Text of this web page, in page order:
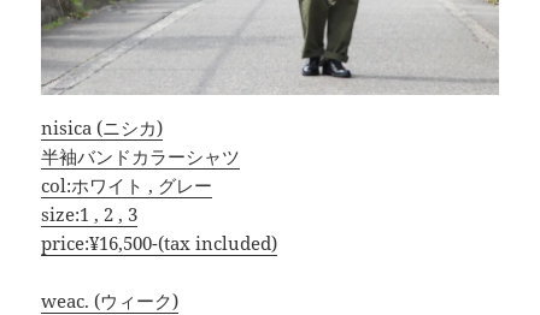
nisica (ニシカ)
半袖バンドカラーシャツ
col:ホワイト , グレー
size:1 , 2 , 3
price:¥16,500-(tax included)
weac. (ウィーク)